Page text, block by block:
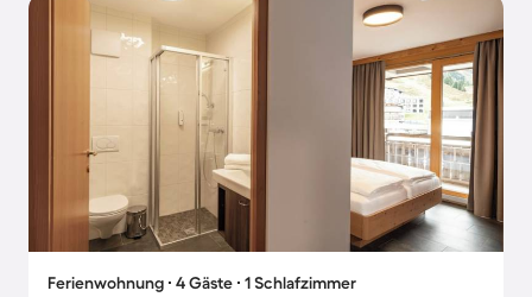
Ferienwohnung ∙ 4 Gäste ∙ 1 Schlafzimmer